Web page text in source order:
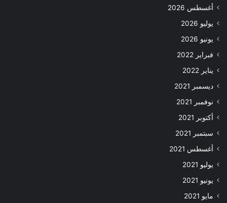
أغسطس 2026
يوليو 2026
يونيو 2026
فبراير 2022
يناير 2022
ديسمبر 2021
نوفمبر 2021
أكتوبر 2021
سبتمبر 2021
أغسطس 2021
يوليو 2021
يونيو 2021
مايو 2021